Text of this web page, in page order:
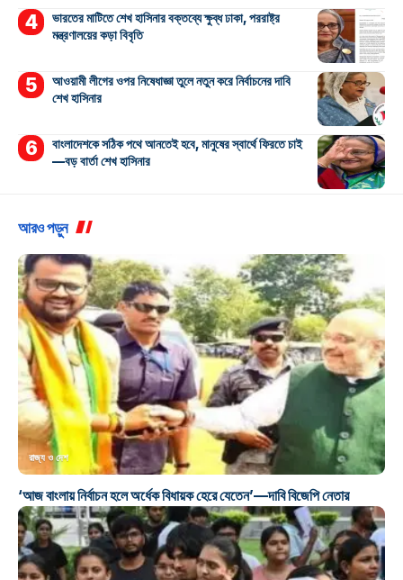
ভারতের মাটিতে শেখ হাসিনার বক্তব্যে ক্ষুব্ধ ঢাকা, পররাষ্ট্র
মন্ত্রণালয়ের কড়া বিবৃতি
আওয়ামী লীগের ওপর নিষেধাজ্ঞা তুলে নতুন করে নির্বাচনের দাবি
শেখ হাসিনার
বাংলাদেশকে সঠিক পথে আনতেই হবে, মানুষের স্বার্থে ফিরতে চাই
—বড় বার্তা শেখ হাসিনার
আরও পড়ুন
রাজ্য ও দেশ
‘আজ বাংলায় নির্বাচন হলে অর্ধেক বিধায়ক হেরে যেতেন’—দাবি বিজেপি নেতার